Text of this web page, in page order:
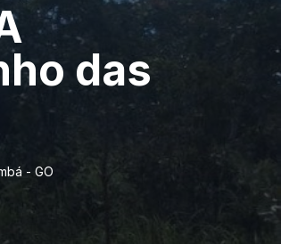
das
- GO